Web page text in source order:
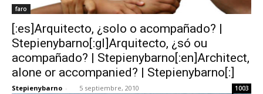
faro
[:es]Arquitecto, ¿solo o acompañado? |
Stepienybarno[:gl]Arquitecto, ¿só ou
acompañado? | Stepienybarno[:en]Architect,
alone or accompanied? | Stepienybarno[:]
Stepienybarno - 5 septiembre, 2010 1003